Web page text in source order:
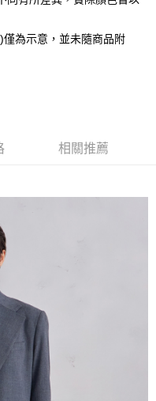
費
為示意，並未隨商品附
相關推薦